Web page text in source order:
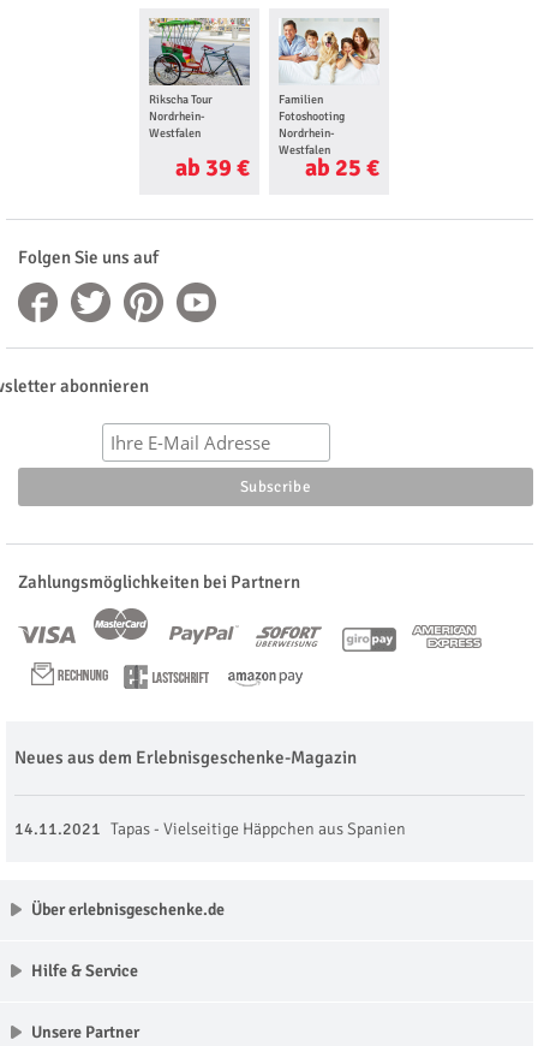
Rikscha Tour
Nordrhein-
Westfalen
ab 39 €
Familien
Fotoshooting
Nordrhein-
Westfalen
ab 25 €
Folgen Sie uns auf
abonnieren
Zahlungsmöglichkeiten bei Partnern
Neues aus dem Erlebnisgeschenke-Magazin
14.11.2021 Tapas - Vielseitige Häppchen aus Spanien
Über erlebnisgeschenke.de
Hilfe & Service
Unsere Partner